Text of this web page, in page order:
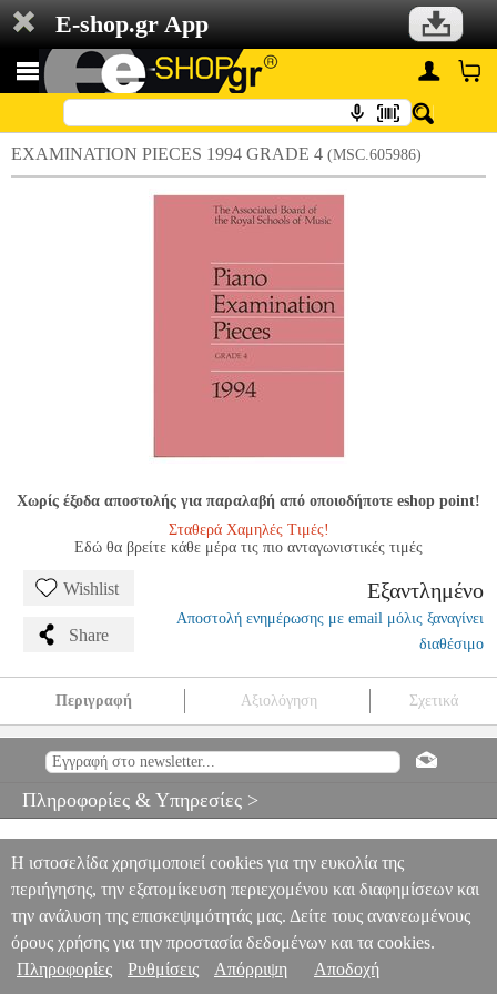
E-shop.gr App
EXAMINATION PIECES 1994 GRADE 4 (MSC.605986)
Χωρίς έξοδα αποστολής για παραλαβή από οποιοδήποτε eshop point!
Σταθερά Χαμηλές Τιμές!
Εδώ θα βρείτε κάθε μέρα τις πιο ανταγωνιστικές τιμές
Wishlist
Share
Εξαντλημένο
Αποστολή ενημέρωσης με email μόλις ξαναγίνει
διαθέσιμο
Περιγραφή Αξιολόγηση Σχετικά
MSC.605986 OXFORD UNIVERSITY PRESS
OXFORD
EXAMINATION PIECES 1994 GRADE 4
Πληροφορίες & Υπηρεσίες >
Η ιστοσελίδα χρησιμοποιεί cookies για την ευκολία της
περιήγησης, την εξατομίκευση περιεχομένου και διαφημίσεων και
την ανάλυση της επισκεψιμότητάς μας. Δείτε τους ανανεωμένους
όρους χρήσης για την προστασία δεδομένων και τα cookies.
Πληροφορίες
Ρυθμίσεις Απόρριψη Αποδοχή